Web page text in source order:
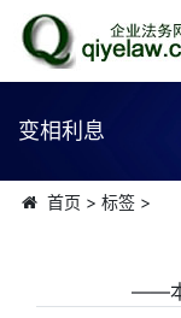
变相利息
首页 > 标签>
――